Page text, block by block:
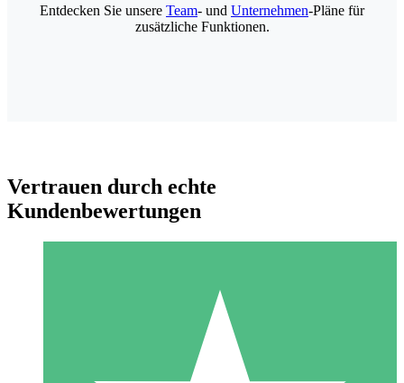
Individuelle Credit-Pakete
Entdecken Sie unsere Team- und Unternehmen-Pläne für
zusätzliche Funktionen.
Vertrauen durch echte
Kundenbewertungen